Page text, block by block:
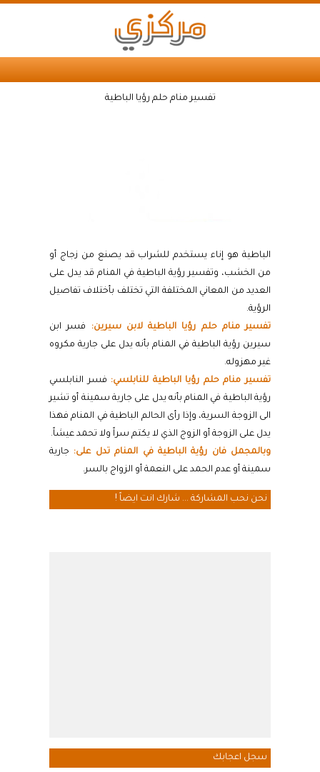
تفسير منام حلم رؤيا الباطية
الباطية هو إناء يستخدم للشراب قد يصنع من زجاج أو
من الخشب، وتفسير رؤية الباطية في المنام قد يدل على
العديد من المعاني المختلفة التي تختلف بأختلاف تفاصيل
الرؤية.
تفسير منام حلم رؤيا الباطية لابن سيرين:
فسر ابن
سيرين رؤية الباطية في المنام بأنه يدل على جارية مكروه
غير مهزوله.
تفسير منام حلم رؤيا الباطية للنابلسي: فسر النابلسي
رؤية الباطية في المنام بأنه يدل على جارية سمينة أو تشير
الى الزوجة السرية، وإذا رأى الحالم الباطية في المنام فهذا
يدل على الزوجة أو الزوج الذي لا يكتم سراً ولا تحمد عيشاً.
وبالمجمل فان رؤية الباطية في المنام تدل على: جارية
سمينة أو عدم الحمد على النعمة أو الزواج بالسر.
نحن نحب المشاركة ... شارك انت ايضاً !
سجل اعجابك